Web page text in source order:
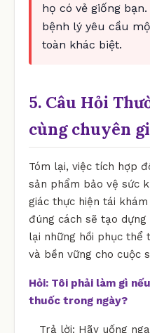
họ có vẻ giống
bệnh lý yêu cầu
toàn khác biệt.
5. Câu Hỏi
cùng chuyên
Tóm lại, việc tích hợp
sản phẩm bảo vệ sức
giác thực hiện tái
đúng cách sẽ tạo
lại những hồi phục thể
và bền vững cho cuộc
Hỏi: Tôi phải làm gì
thuốc trong ngày?
Trả lời: Hãy uống